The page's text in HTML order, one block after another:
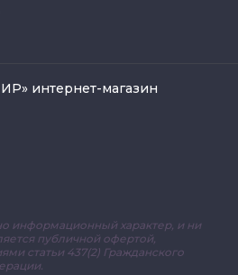
интернет-магазин
информационный характер, и ни
публичной офертой,
статьи 437(2) Гражданского